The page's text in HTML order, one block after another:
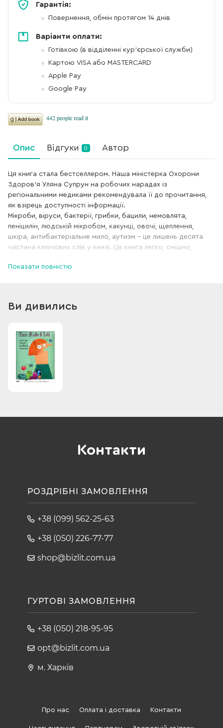
Гарантія:
Повернення, обмін протягом 14 днів
Варіанти оплати:
Готівкою (в відділенні кур'єрської служби)
Картою VISA або MASTERCARD
Apple Pay
Google Pay
Опис Відгуки 0 Автор
Ця книга стала бестселлером. Наша міністерка Охорони
Здоров’я Уляна Супрун на робочих нарадах із
регіональними медиками рекомендувала її до прочитання,
як взірець доступності інформації.
Мікроби, віруси, бактерії, грибки, бацили, немовлята,
пеніцилін, людській мікробом, какунці, овочі, щеплення,
шкіра, антибактеріальне мило, аутизм – це лишень десята
частина ключових слів у книзі. Ця книга легко, смішно,
мікробіом.
Хто з мікроскопічних істоток твій друг, а хто поганець?
здоров’ю, аніж захищає?
Як працюють антибіотики та фаги?
Чи потрібно робити щеплення?
І врешті-решт чи потрібно чистити зубки?
З анекдотами та реальними цифрами і цікавинками розкаже
Показати повністю
Ви дивились
Контакти
РОЗДРІБНІ ЗАМОВЛЕННЯ
+38 (099) 562-25-63
+38 (050) 226-77-77
shop@bizlit.com.ua
ГУРТОВІ ЗАМОВЛЕННЯ
+38 (050) 218-95-95
opt@bizlit.com.ua
м. Харків
Про нас Оплата і доставка Контакти